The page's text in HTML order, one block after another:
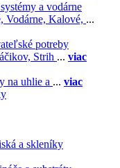
a vodárne
Vodárne, Kalové, ...
potreby
Strih ... viac
na uhlie a ... viac
a skleníky